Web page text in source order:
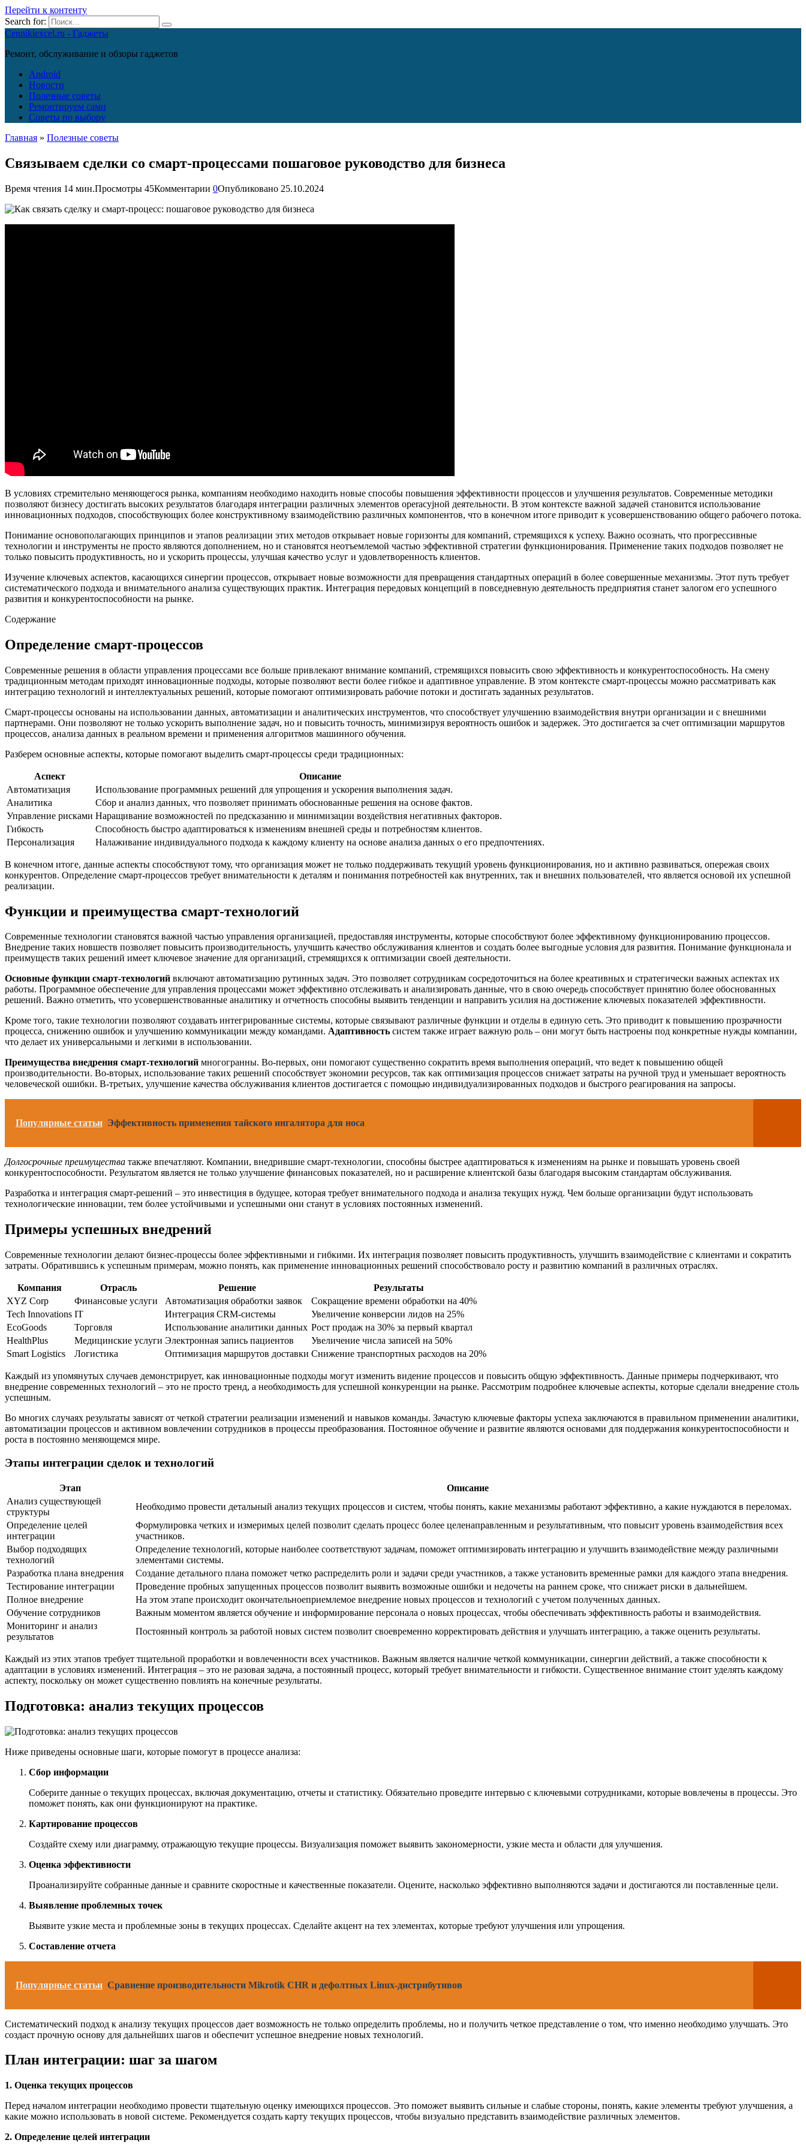
Перейти к контенту
Search for:
Cennikiexcel.ru - Гаджеты
Ремонт, обслуживание и обзоры гаджетов
Android
Новости
Полезные советы
Ремонтируем сами
Советы по выбору
Главная » Полезные советы
Связываем сделки со смарт-процессами пошаговое руководство для бизнеса
Время чтения 14 мин.Просмотры 45Комментарии 0Опубликовано 25.10.2024
В условиях стремительно меняющегося рынка, компаниям необходимо находить новые способы повышения эффективности процессов и улучшения результатов. Современные методики
позволяют бизнесу достигать высоких результатов благодаря интеграции различных элементов operacyjной деятельности. В этом контексте важной задачей становится использование
инновационных подходов, способствующих более конструктивному взаимодействию различных компонентов, что в конечном итоге приводит к усовершенствованию общего рабочего потока.
Понимание основополагающих принципов и этапов реализации этих методов открывает новые горизонты для компаний, стремящихся к успеху. Важно осознать, что прогрессивные
технологии и инструменты не просто являются дополнением, но и становятся неотъемлемой частью эффективной стратегии функционирования. Применение таких подходов позволяет не
только повысить продуктивность, но и ускорить процессы, улучшая качество услуг и удовлетворенность клиентов.
Изучение ключевых аспектов, касающихся синергии процессов, открывает новые возможности для превращения стандартных операций в более совершенные механизмы. Этот путь требует
систематического подхода и внимательного анализа существующих практик. Интеграция передовых концепций в повседневную деятельность предприятия станет залогом его успешного
развития и конкурентоспособности на рынке.
Содержание
Определение смарт-процессов
Современные решения в области управления процессами все больше привлекают внимание компаний, стремящихся повысить свою эффективность и конкурентоспособность. На смену
традиционным методам приходят инновационные подходы, которые позволяют вести более гибкое и адаптивное управление. В этом контексте смарт-процессы можно рассматривать как
интеграцию технологий и интеллектуальных решений, которые помогают оптимизировать рабочие потоки и достигать заданных результатов.
Смарт-процессы основаны на использовании данных, автоматизации и аналитических инструментов, что способствует улучшению взаимодействия внутри организации и с внешними
партнерами. Они позволяют не только ускорить выполнение задач, но и повысить точность, минимизируя вероятность ошибок и задержек. Это достигается за счет оптимизации маршрутов
процессов, анализа данных в реальном времени и применения алгоритмов машинного обучения.
Разберем основные аспекты, которые помогают выделить смарт-процессы среди традиционных:
Аспект
Описание
Автоматизация
Использование программных решений для упрощения и ускорения выполнения задач.
Аналитика
Сбор и анализ данных, что позволяет принимать обоснованные решения на основе фактов.
Управление рисками Наращивание возможностей по предсказанию и минимизации воздействия негативных факторов.
Гибкость
Способность быстро адаптироваться к изменениям внешней среды и потребностям клиентов.
Персонализация
Налаживание индивидуального подхода к каждому клиенту на основе анализа данных о его предпочтениях.
В конечном итоге, данные аспекты способствуют тому, что организация может не только поддерживать текущий уровень функционирования, но и активно развиваться, опережая своих
конкурентов. Определение смарт-процессов требует внимательности к деталям и понимания потребностей как внутренних, так и внешних пользователей, что является основой их успешной
реализации.
Функции и преимущества смарт-технологий
Современные технологии становятся важной частью управления организацией, предоставляя инструменты, которые способствуют более эффективному функционированию процессов.
Внедрение таких новшеств позволяет повысить производительность, улучшить качество обслуживания клиентов и создать более выгодные условия для развития. Понимание функционала и
преимуществ таких решений имеет ключевое значение для организаций, стремящихся к оптимизации своей деятельности.
Основные функции смарт-технологий включают автоматизацию рутинных задач. Это позволяет сотрудникам сосредоточиться на более креативных и стратегически важных аспектах их
работы. Программное обеспечение для управления процессами может эффективно отслеживать и анализировать данные, что в свою очередь способствует принятию более обоснованных
решений. Важно отметить, что усовершенствованные аналитику и отчетность способны выявить тенденции и направить усилия на достижение ключевых показателей эффективности.
Кроме того, такие технологии позволяют создавать интегрированные системы, которые связывают различные функции и отделы в единую сеть. Это приводит к повышению прозрачности
процесса, снижению ошибок и улучшению коммуникации между командами. Адаптивность систем также играет важную роль – они могут быть настроены под конкретные нужды компании,
что делает их универсальными и легкими в использовании.
Преимущества внедрения смарт-технологий многогранны. Во-первых, они помогают существенно сократить время выполнения операций, что ведет к повышению общей
производительности. Во-вторых, использование таких решений способствует экономии ресурсов, так как оптимизация процессов снижает затраты на ручной труд и уменьшает вероятность
человеческой ошибки. В-третьих, улучшение качества обслуживания клиентов достигается с помощью индивидуализированных подходов и быстрого реагирования на запросы.
Популярные статьи Эффективность применения тайского ингалятора для носа
Долгосрочные преимущества также впечатляют. Компании, внедрившие смарт-технологии, способны быстрее адаптироваться к изменениям на рынке и повышать уровень своей
конкурентоспособности. Результатом является не только улучшение финансовых показателей, но и расширение клиентской базы благодаря высоким стандартам обслуживания.
Разработка и интеграция смарт-решений – это инвестиция в будущее, которая требует внимательного подхода и анализа текущих нужд. Чем больше организации будут использовать
технологические инновации, тем более устойчивыми и успешными они станут в условиях постоянных изменений.
Примеры успешных внедрений
Современные технологии делают бизнес-процессы более эффективными и гибкими. Их интеграция позволяет повысить продуктивность, улучшить взаимодействие с клиентами и сократить
затраты. Обратившись к успешным примерам, можно понять, как применение инновационных решений способствовало росту и развитию компаний в различных отраслях.
Компания Отрасль Решение
Результаты
XYZ Corp
Финансовые услуги Автоматизация обработки заявок
Сокращение времени обработки на 40%
Tech Innovations IT Интеграция CRM-системы
Увеличение конверсии лидов на 25%
EcoGoods
Торговля Использование аналитики данных Рост продаж на 30% за первый квартал
HealthPlus
Медицинские услуги Электронная запись пациентов
Увеличение числа записей на 50%
Smart Logistics
Логистика Оптимизация маршрутов доставки Снижение транспортных расходов на 20%
Каждый из упомянутых случаев демонстрирует, как инновационные подходы могут изменить видение процессов и повысить общую эффективность. Данные примеры подчеркивают, что
внедрение современных технологий – это не просто тренд, а необходимость для успешной конкуренции на рынке. Рассмотрим подробнее ключевые аспекты, которые сделали внедрение столь
успешным.
Во многих случаях результаты зависят от четкой стратегии реализации изменений и навыков команды. Зачастую ключевые факторы успеха заключаются в правильном применении аналитики,
автоматизации процессов и активном вовлечении сотрудников в процессы преобразования. Постоянное обучение и развитие являются основами для поддержания конкурентоспособности и
роста в постоянно меняющемся мире.
Этапы интеграции сделок и технологий
Этап
Описание
Анализ существующей
структуры
Необходимо провести детальный анализ текущих процессов и систем, чтобы понять, какие механизмы работают эффективно, а какие нуждаются в переломах.
Определение целей
интеграции
Формулировка четких и измеримых целей позволит сделать процесс более целенаправленным и результативным, что повысит уровень взаимодействия всех
участников.
Выбор подходящих
технологий
Определение технологий, которые наиболее соответствуют задачам, поможет оптимизировать интеграцию и улучшить взаимодействие между различными
элементами системы.
Разработка плана внедрения
Создание детального плана поможет четко распределить роли и задачи среди участников, а также установить временные рамки для каждого этапа внедрения.
Тестирование интеграции
Проведение пробных запущенных процессов позволит выявить возможные ошибки и недочеты на раннем сроке, что снижает риски в дальнейшем.
Полное внедрение
На этом этапе происходит окончательноеприемлемое внедрение новых процессов и технологий с учетом полученных данных.
Обучение сотрудников
Важным моментом является обучение и информирование персонала о новых процессах, чтобы обеспечивать эффективность работы и взаимодействия.
Мониторинг и анализ
результатов
Постоянный контроль за работой новых систем позволит своевременно корректировать действия и улучшать интеграцию, а также оценить результаты.
Каждый из этих этапов требует тщательной проработки и вовлеченности всех участников. Важным является наличие четкой коммуникации, синергии действий, а также способности к
адаптации в условиях изменений. Интеграция – это не разовая задача, а постоянный процесс, который требует внимательности и гибкости. Существенное внимание стоит уделять каждому
аспекту, поскольку он может существенно повлиять на конечные результаты.
Подготовка: анализ текущих процессов
Ниже приведены основные шаги, которые помогут в процессе анализа:
Сбор информации
Соберите данные о текущих процессах, включая документацию, отчеты и статистику. Обязательно проведите интервью с ключевыми сотрудниками, которые вовлечены в процессы. Это
поможет понять, как они функционируют на практике.
Картирование процессов
Создайте схему или диаграмму, отражающую текущие процессы. Визуализация поможет выявить закономерности, узкие места и области для улучшения.
Оценка эффективности
Проанализируйте собранные данные и сравните скоростные и качественные показатели. Оцените, насколько эффективно выполняются задачи и достигаются ли поставленные цели.
Выявление проблемных точек
Выявите узкие места и проблемные зоны в текущих процессах. Сделайте акцент на тех элементах, которые требуют улучшения или упрощения.
Составление отчета
Популярные статьи Сравнение производительности Mikrotik CHR и дефолтных Linux-дистрибутивов
Систематический подход к анализу текущих процессов дает возможность не только определить проблемы, но и получить четкое представление о том, что именно необходимо улучшать. Это
создаст прочную основу для дальнейших шагов и обеспечит успешное внедрение новых технологий.
План интеграции: шаг за шагом
1. Оценка текущих процессов
Перед началом интеграции необходимо провести тщательную оценку имеющихся процессов. Это поможет выявить сильные и слабые стороны, понять, какие элементы требуют улучшения, а
какие можно использовать в новой системе. Рекомендуется создать карту текущих процессов, чтобы визуально представить взаимодействие различных элементов.
2. Определение целей интеграции